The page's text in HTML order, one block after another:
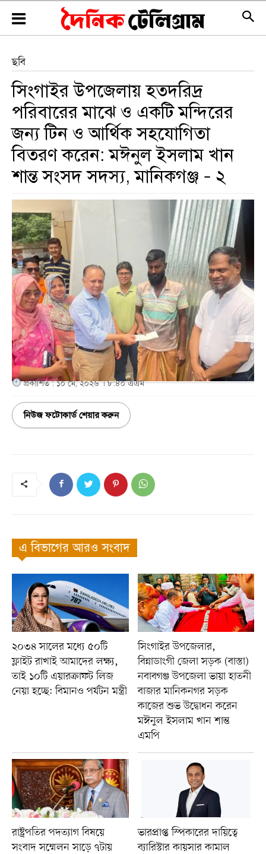
ছবি
সিংগাইর উপজেলায় হতদরিদ্র
পরিবারের মাঝে ও একটি মন্দিরের
জন্য টিন ও আর্থিক সহযোগিতা
বিতরণ করেন: মঈনুল ইসলাম খান
শান্ত সংসদ সদস্য, মানিকগঞ্জ – ২
প্রকাশিত : ১০ মে, ২০২৬ । ৮:৪০ এএম
নিউজ ফটোকার্ড শেয়ার করুন
এ বিভাগের আরও সংবাদ
২০৩৪ সালের মধ্যে ৫০টি
ফ্লাইট রাখাই আমাদের লক্ষ্য,
তাই ১০টি এয়ারক্রাফট লিজ
নেয়া হচ্ছে: বিমানও পর্যটন মন্ত্রী
সিংগাইর উপজেলার,
বিন্নাডাংগী জেলা সড়ক (বাস্তা)
নবাবগঞ্জ উপজেলা ভায়া হাতনী
বাজার মানিকনগর সড়ক
কাজের শুভ উদ্বোধন করেন
মঈনুল ইসলাম খান শান্ত
এমপি
রাষ্ট্রপতির পদত্যাগ বিষয়ে
সংবাদ সম্মেলন সাড়ে ৭টায়
ভারপ্রাপ্ত স্পিকারের দায়িত্বে
ব্যারিস্টার কায়সার কামাল